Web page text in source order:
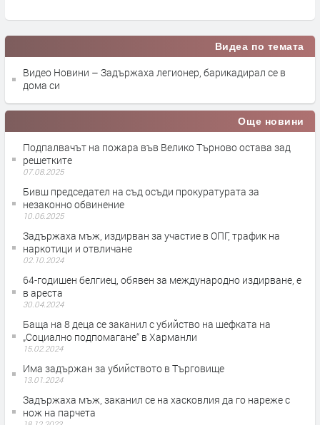
Видеа по темата
Видео Новини – Задържаха легионер, барикадирал се в
дома си
Още новини
Подпалвачът на пожара във Велико Търново остава зад
решетките
07.08.2025
Бивш председател на съд осъди прокуратурата за
незаконно обвинение
10.06.2025
Задържаха мъж, издирван за участие в ОПГ, трафик на
наркотици и отвличане
02.10.2024
64-годишен белгиец, обявен за международно издирване, е
в ареста
30.04.2024
Баща на 8 деца се заканил с убийство на шефката на
„Социално подпомагане“ в Харманли
15.02.2024
Има задържан за убийството в Търговище
13.01.2024
Задържаха мъж, заканил се на хасковлия да го нареже с
нож на парчета